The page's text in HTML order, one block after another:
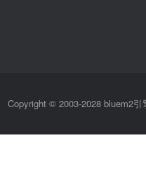
Copyright © 2003-2028 bluem2